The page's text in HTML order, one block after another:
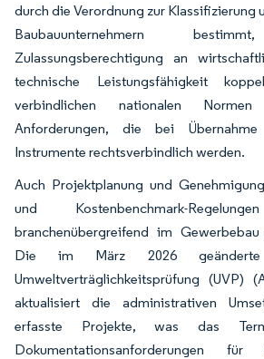
durch die Verordnung zur Klassifizierung
Baubauunternehmern
Zulassungsberechtigung an
technische Leistungsfähigkeit
verbindlichen nationalen
Anforderungen, die bei
Instrumente rechtsverbindlich werden.
Auch Projektplanung und
und Kostenbenchmark-
branchenübergreifend im
Die im März 2026 geänderte
Umweltverträglichkeitsprüfung (UVP)
aktualisiert die administrativen
erfasste Projekte, was das
Dokumentationsanforderungen für